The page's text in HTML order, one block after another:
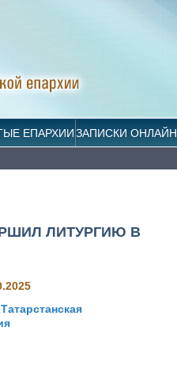
ЕПАРХИИЗАПИСКИ ОНЛАЙН
ЛИТУРГИЮ В
Татарстанская